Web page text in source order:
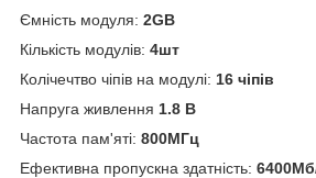
Ємність модуля: 2GB
Кількість модулів: 4шт
Колічечтво чіпів на модулі: 16 чіпів
Напруга живлення 1.8 В
Частота пам'яті: 800МГц
Ефективна пропускна здатність: